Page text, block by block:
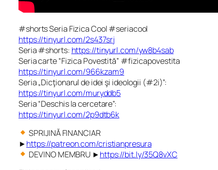
#shorts Seria Fizica Cool #seriacool
https://tinyurl.com/2s437srj
Seria #shorts: https://tinyurl.com/yw8b4sab
Seria carte “Fizica Povestită” #fizicapovestita
https://tinyurl.com/966kzam9
Seria „Dicţionarul de idei şi ideologii (#2i)”:
https://tinyurl.com/muryddb5
Seria “Deschis la cercetare”:
https://tinyurl.com/2p9dtb6k
SPRIJINĂ FINANCIAR
►https://patreon.com/cristianpresura
DEVINO MEMBRU ►https://bit.ly/35Q8vXC